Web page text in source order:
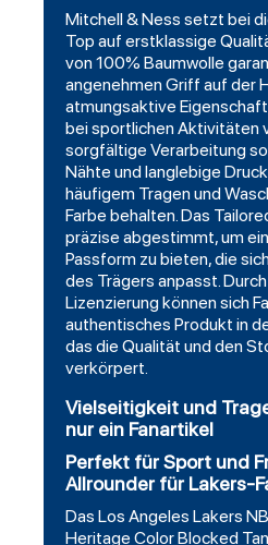
Mitchell & Ness setzt bei
Top auf erstklassige
von 100% Baumwolle
angenehmen Griff auf der
atmungsaktive
bei sportlichen Aktivitäten
sorgfältige Verarbeitung
Nähte und langlebige
häufigem Tragen und
Farbe behalten. Das
präzise abgestimmt, um
Passform zu bieten, die
des Trägers anpasst.
Lizenzierung können sich
authentisches Produkt in
das die Qualität und den
verkörpert.
Vielseitigkeit und
nur ein Fanartikel
Perfekt für Sport und
Allrounder für Lakers-
Das Los Angeles Lakers
Heritage Color Blocked